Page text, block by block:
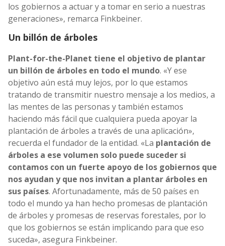
los gobiernos a actuar y a tomar en serio a nuestras
generaciones», remarca Finkbeiner.
Un billón de árboles
Plant-for-the-Planet tiene el objetivo de plantar
un billón de árboles en todo el mundo. «Y ese
objetivo aún está muy lejos, por lo que estamos
tratando de transmitir nuestro mensaje a los medios, a
las mentes de las personas y también estamos
haciendo más fácil que cualquiera pueda apoyar la
plantación de árboles a través de una aplicación»,
recuerda el fundador de la entidad. «La plantación de
árboles a ese volumen solo puede suceder si
contamos con un fuerte apoyo de los gobiernos que
nos ayudan y que nos invitan a plantar árboles en
sus países. Afortunadamente, más de 50 países en
todo el mundo ya han hecho promesas de plantación
de árboles y promesas de reservas forestales, por lo
que los gobiernos se están implicando para que eso
suceda», asegura Finkbeiner.